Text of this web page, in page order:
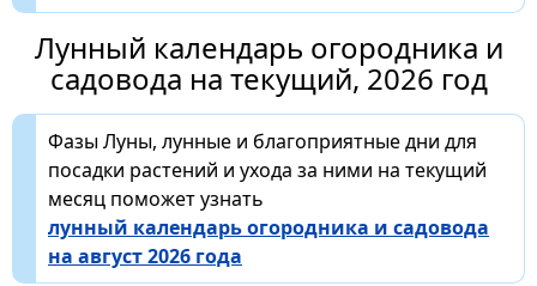
Лунный календарь огородника и
садовода на текущий, 2026 год
Фазы Луны, лунные и благоприятные дни для
посадки растений и ухода за ними на текущий
месяц поможет узнать
лунный календарь огородника и садовода
на август 2026 года